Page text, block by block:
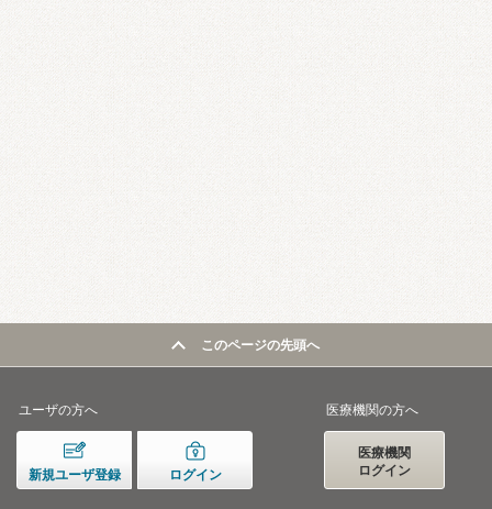
このページの先頭へ
ユーザの方へ
新規ユーザ登録 ログイン
医療機関の方へ
医療機関
ログイン